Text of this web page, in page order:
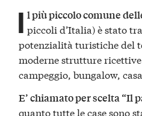
I l più piccolo comune
piccoli d’Italia) è stato
potenzialità turistiche del
moderne strutture
campeggio, bungalow,
E’ chiamato per scelta “Il
quanto tutte le case sono